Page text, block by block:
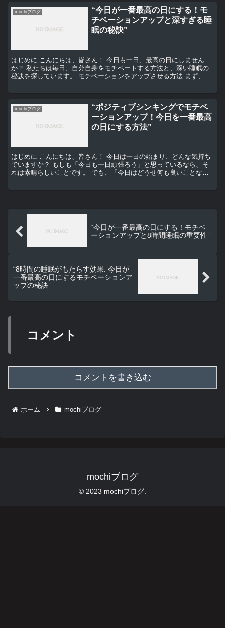
mochiブログ
“今日が一番最高の日にする！モ
チベーションアップと深すぎる睡
眠の秘訣”
はじめに こんにちは、皆さん！ 今日も一日、最高の日にしません
か？ 私たちは毎日、自分自身をモチベートする方法と、深い睡眠の
秘訣を探しています。 モチベーションをアップさせる方法 まず、モ
mochiブログ
“ポジティブシンキングでモチベ
ーションアップ！今日を一番最高
の日にする方法”
はじめに こんにちは、皆さん！ 今日は一日の始まり、どんな気持ち
でいますか？ もしも「今日も一日頑張ろう」と思っているなら、そ
れは素晴らしいことです。 でも、「今日はどうせ何も良いことなん
“今日が一番最高の日にする！モチベ
ーションアップと8時間睡眠の重要性”
“8時間の睡眠がもたらす効果: 今日が
一番最高の日にするモチベーションア
ップの秘訣”
コメント
コメントを書き込む
ホーム mochiブログ
mochiブログ
© 2023 mochiブログ.